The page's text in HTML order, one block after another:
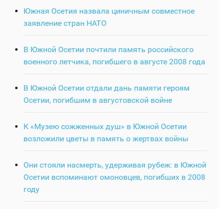
Южная Осетия назвала циничным совместное
заявление стран НАТО
В Южной Осетии почтили память российского
военного летчика, погибшего в августе 2008 года
В Южной Осетии отдали дань памяти героям
Осетии, погибшим в августовской войне
К «Музею сожженных душ» в Южной Осетии
возложили цветы в память о жертвах войны
Они стояли насмерть, удерживая рубеж: в Южной
Осетии вспоминают омоновцев, погибших в 2008
году